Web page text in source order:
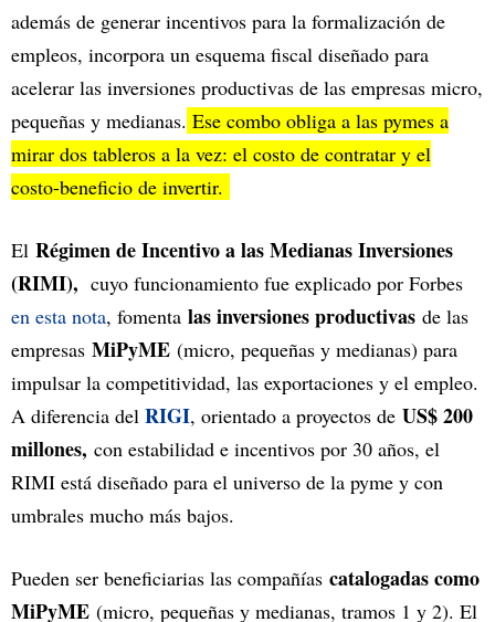
además de generar incentivos para la formalización de
empleos, incorpora un esquema fiscal diseñado para
acelerar las inversiones productivas de las empresas micro,
pequeñas y medianas. Ese combo obliga a las pymes a
mirar dos tableros a la vez: el costo de contratar y el
costo-beneficio de invertir.
El Régimen de Incentivo a las Medianas Inversiones
(RIMI), cuyo funcionamiento fue explicado por Forbes
en esta nota, fomenta las inversiones productivas de las
empresas MiPyME (micro, pequeñas y medianas) para
impulsar la competitividad, las exportaciones y el empleo.
A diferencia del RIGI, orientado a proyectos de US$ 200
millones, con estabilidad e incentivos por 30 años, el
RIMI está diseñado para el universo de la pyme y con
umbrales mucho más bajos.
Pueden ser beneficiarias las compañías catalogadas como
MiPyME (micro, pequeñas y medianas, tramos 1 y 2). El